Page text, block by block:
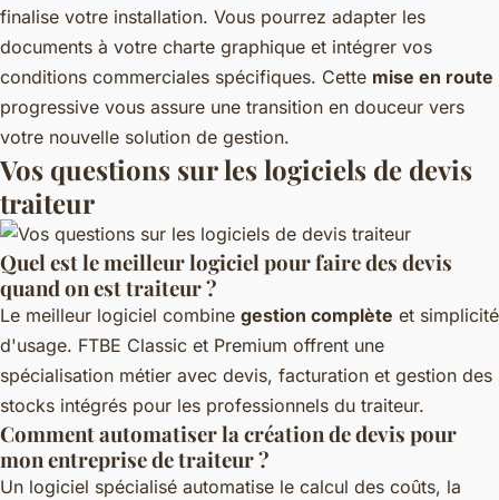
finalise votre installation. Vous pourrez adapter les
documents à votre charte graphique et intégrer vos
conditions commerciales spécifiques. Cette mise en route
progressive vous assure une transition en douceur vers
votre nouvelle solution de gestion.
Vos questions sur les logiciels de devis
traiteur
Quel est le meilleur logiciel pour faire des devis
quand on est traiteur ?
Le meilleur logiciel combine gestion complète et simplicité
d'usage. FTBE Classic et Premium offrent une
spécialisation métier avec devis, facturation et gestion des
stocks intégrés pour les professionnels du traiteur.
Comment automatiser la création de devis pour
mon entreprise de traiteur ?
Un logiciel spécialisé automatise le calcul des coûts, la